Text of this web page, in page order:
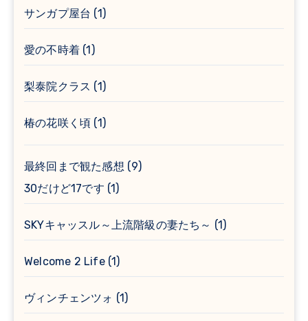
サンガプ屋台 (1)
愛の不時着 (1)
梨泰院クラス (1)
椿の花咲く頃 (1)
最終回まで観た感想 (9)
30だけど17です (1)
SKYキャッスル～上流階級の妻たち～ (1)
Welcome 2 Life(1)
ヴィンチェンツォ (1)